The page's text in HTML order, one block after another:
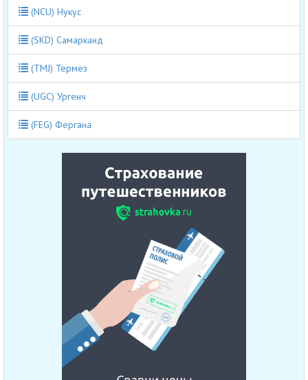
(NCU) Нукус
(SKD) Самарканд
(TMJ) Термез
(UGC) Ургенч
(FEG) Фергана